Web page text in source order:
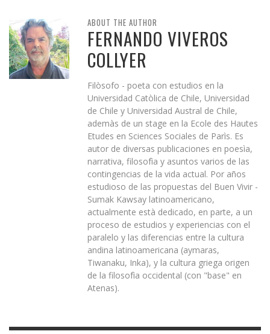
ABOUT THE AUTHOR
FERNANDO VIVEROS
COLLYER
Filòsofo - poeta con estudios en la
Universidad Catòlica de Chile, Universidad
de Chile y Universidad Austral de Chile,
ademàs de un stage en la Ecole des Hautes
Etudes en Sciences Sociales de Parìs. Es
autor de diversas publicaciones en poesìa,
narrativa, filosofìa y asuntos varios de las
contingencias de la vida actual. Por años
estudioso de las propuestas del Buen Vivir -
Sumak Kawsay latinoamericano,
actualmente està dedicado, en parte, a un
proceso de estudios y experiencias con el
paralelo y las diferencias entre la cultura
andina latinoamericana (aymaras,
Tiwanaku, Inka), y la cultura griega origen
de la filosofìa occidental (con "base" en
Atenas).